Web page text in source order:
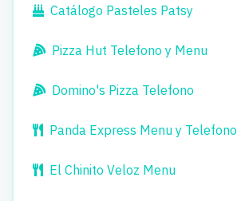
Catálogo Pasteles Patsy
Pizza Hut Telefono y Menu
Domino's Pizza Telefono
Panda Express Menu y Telefono
El Chinito Veloz Menu